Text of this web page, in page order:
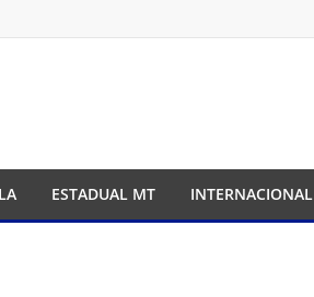
ESTADUAL MT INTERNACIONAL